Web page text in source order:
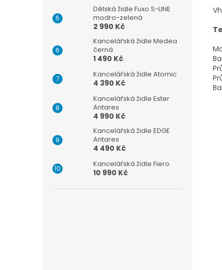
Dětská židle Fuxo S-LINE
modro-zelená
2 990 Kč
Kancelářská židle Medea
černá
1 490 Kč
Kancelářská židle Atomic
4 390 Kč
Kancelářská židle Ester
Antares
4 990 Kč
Kancelářská židle EDGE
Antares
4 490 Kč
Kancelářská židle Fiero
10 990 Kč